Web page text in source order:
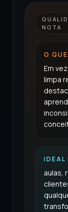
NOTA
O
Em
limpa
IDEAL
aulas,